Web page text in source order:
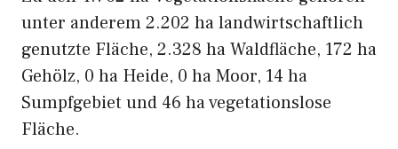
unter anderem 2.202 ha landwirtschaftlich
genutzte Fläche, 2.328 ha Waldfläche, 172 ha
Gehölz, 0 ha Heide, 0 ha Moor, 14 ha
Sumpfgebiet und 46 ha vegetationslose
Fläche.